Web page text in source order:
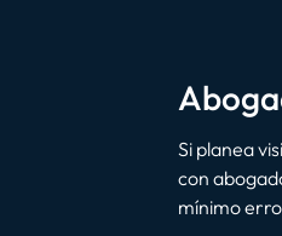
Si planea
con
mínimo